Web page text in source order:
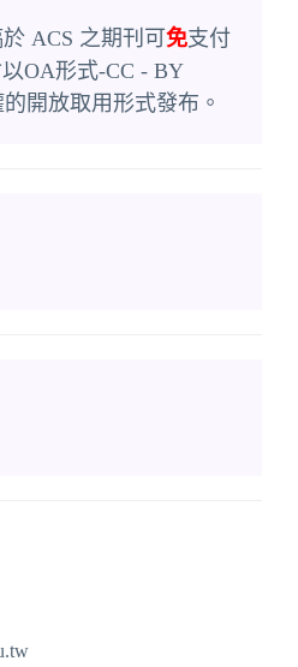
ACS 之期刊可 免支付
OA形式-CC - BY
開放取用形式發布。